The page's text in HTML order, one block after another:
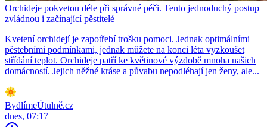
Orchideje pokvetou déle při správné péči. Tento jednoduchý postup
zvládnou i začínající pěstitelé
Kvetení orchidejí je zapotřebí trošku pomoci. Jednak optimálními
pěstebními podmínkami, jednak můžete na konci léta vyzkoušet
střídání teplot. Orchideje patří ke květinové výzdobě mnoha našich
domácností. Jejich něžné kráse a půvabu nepodléhají jen ženy, ale...
BydlímeÚtulně.cz
dnes, 07:17